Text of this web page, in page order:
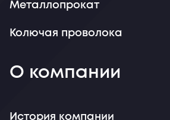
Металлопрокат
Колючая проволока
О компании
История компании